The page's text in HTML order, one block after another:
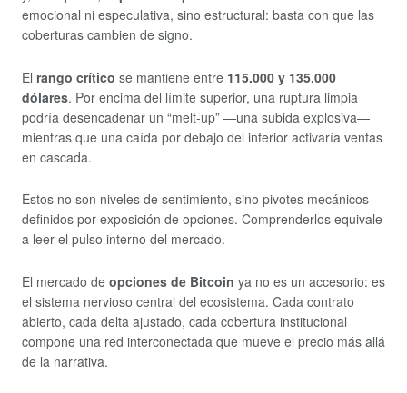
emocional ni especulativa, sino estructural: basta con que las
coberturas cambien de signo.
El rango crítico se mantiene entre 115.000 y 135.000
dólares. Por encima del límite superior, una ruptura limpia
podría desencadenar un “melt-up” —una subida explosiva—
mientras que una caída por debajo del inferior activaría ventas
en cascada.
Estos no son niveles de sentimiento, sino pivotes mecánicos
definidos por exposición de opciones. Comprenderlos equivale
a leer el pulso interno del mercado.
El mercado de opciones de Bitcoin ya no es un accesorio: es
el sistema nervioso central del ecosistema. Cada contrato
abierto, cada delta ajustado, cada cobertura institucional
compone una red interconectada que mueve el precio más allá
de la narrativa.